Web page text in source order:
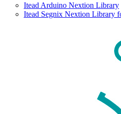
Itead Arduino Nextion Library
Itead Segnix Nextion Library